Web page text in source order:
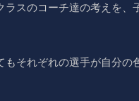
ラスのコーチ達の考えを
もそれぞれの選手が自分